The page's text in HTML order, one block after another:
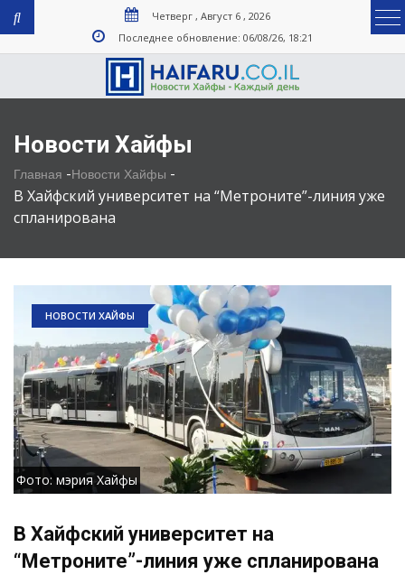
Четверг , Август 6 , 2026
Последнее обновление: 06/08/26, 18:21
Новости Хайфы
Главная -Новости Хайфы -
В Хайфский университет на “Метроните”-линия уже
спланирована
НОВОСТИ ХАЙФЫ
Фото: мэрия Хайфы
В Хайфский университет на
“Метроните”-линия уже спланирована